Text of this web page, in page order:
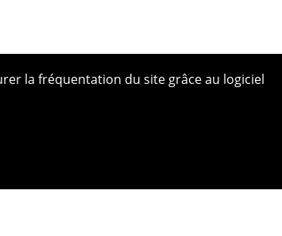
la fréquentation du site grâce au logiciel